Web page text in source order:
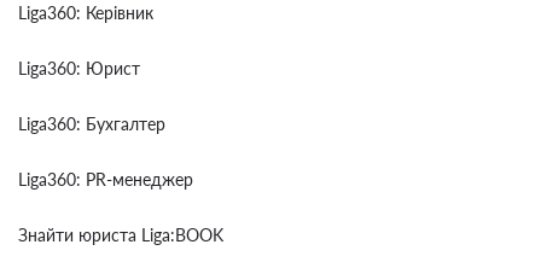
Liga360: Керівник
Liga360: Юрист
Liga360: Бухгалтер
Liga360: PR-менеджер
Знайти юриста Liga:BOOK